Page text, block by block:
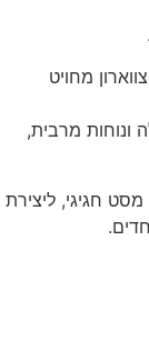
מחויט
ונוחות מרבית,
חגיגי, ליצירת